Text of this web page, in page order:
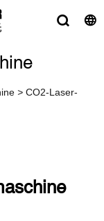
> CO2-Laser-